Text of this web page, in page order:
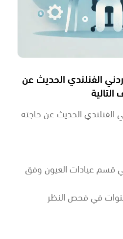
الفنلندي الحديث عن
الفنلندي الحديث عن حاجته
قسم عيادات العيون وفق